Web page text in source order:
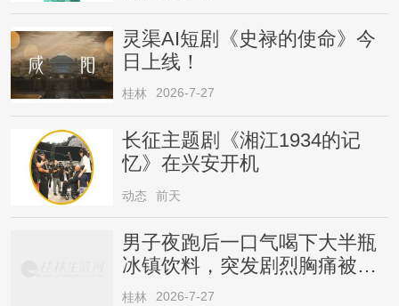
灵渠AI短剧《史禄的使命》今
日上线！
桂林 2026-7-27
长征主题剧《湘江1934的记
忆》在兴安开机
动态 前天
男子夜跑后一口气喝下大半瓶
冰镇饮料，突发剧烈胸痛被送
医！医生提醒→
桂林 2026-7-27